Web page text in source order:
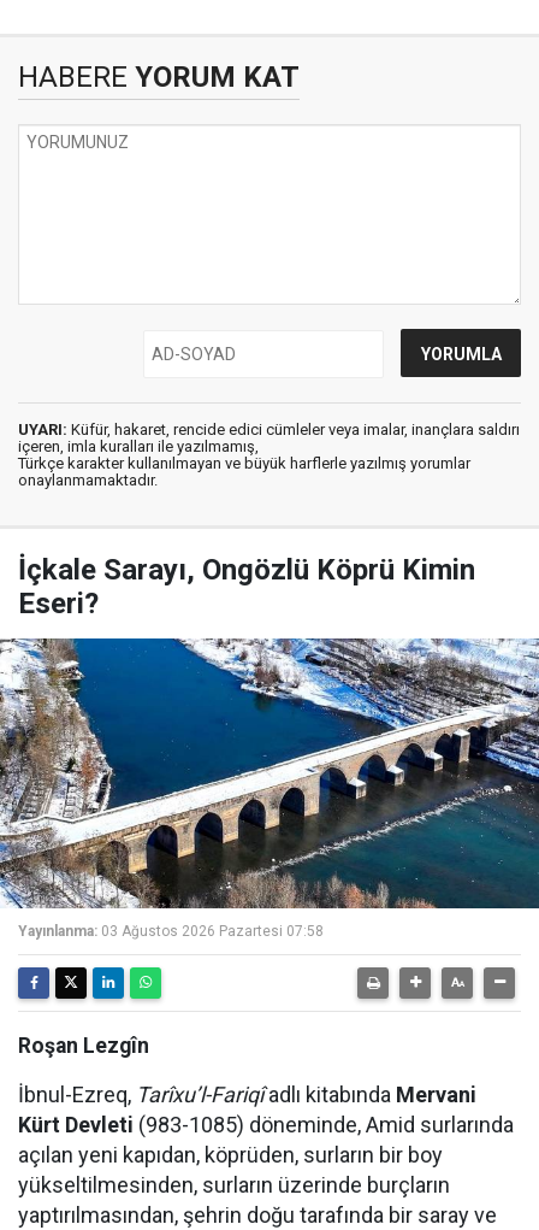
HABERE YORUM KAT
UYARI: Küfür, hakaret, rencide edici cümleler veya imalar, inançlara saldırı
içeren, imla kuralları ile yazılmamış,
Türkçe karakter kullanılmayan ve büyük harflerle yazılmış yorumlar
onaylanmamaktadır.
İçkale Sarayı, Ongözlü Köprü Kimin
Eseri?
Yayınlanma: 03 Ağustos 2026 Pazartesi 07:58
Roşan Lezgîn
İbnul-Ezreq, Tarîxu’l-Fariqîadlı kitabında Mervani
Kürt Devleti (983-1085) döneminde, Amid surlarında
açılan yeni kapıdan, köprüden, surların bir boy
yükseltilmesinden, surların üzerinde burçların
yaptırılmasından, şehrin doğu tarafında bir saray ve